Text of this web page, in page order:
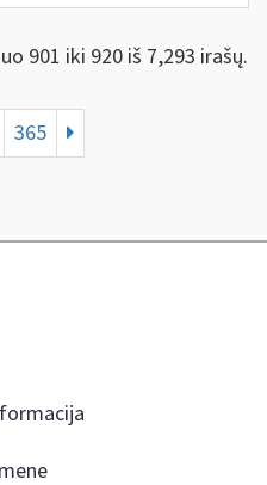
901 iki 920 iš 7,293 irašų.
365